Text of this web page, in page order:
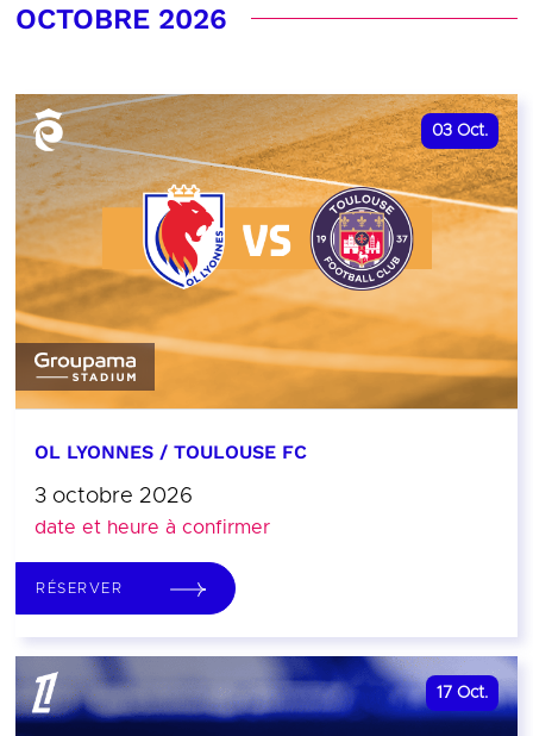
OCTOBRE 2026
03 Oct.
OL LYONNES / TOULOUSE FC
3 octobre 2026
date et heure à confirmer
RÉSERVER
17 Oct.